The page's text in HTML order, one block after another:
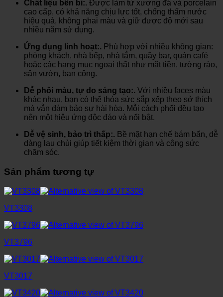
Chất liệu bền bỉ:. Được làm từ xương đá và porcelain
cao cấp, có khả năng chịu lực tốt, chống thấm nước
hiệu quả, không phai màu và giữ được độ mới sau
nhiều năm sử dụng.
Ứng dụng linh hoạt:. Phù hợp với nhiều không gian:
phòng khách, nhà bếp, nhà tắm, quầy bar, quán café
hoặc các hạng mục ngoại thất như mặt tiền, tường rào,
sân vườn, ban công.
Dễ phối màu, tự do sáng tạo:. Với nhiều faces màu
khác nhau, bạn có thể thỏa sức sắp xếp theo sở thích
mà vẫn đảm bảo sự hài hòa. Mỗi cách phối đều tạo
nên một hiệu ứng độc đáo và nổi bật.
Dễ vệ sinh, bảo trì thấp:. Bề mặt hạn chế bám bẩn, dễ
dàng lau chùi giúp tiết kiệm thời gian và công sức
chăm sóc.
Sản phẩm tương tự
VT3308
VT3796
VT3017